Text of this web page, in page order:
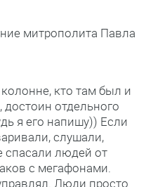
митрополита Павла
кто там был и
отдельного
я его напишу)) Если
слушали,
спасали людей от
с мегафонами.
Люди просто